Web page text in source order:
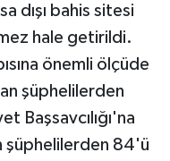
dışı bahis sitesi
hale getirildi.
önemli ölçüde
şüphelilerden
Başsavcılığı'na
şüphelilerden 84'ü